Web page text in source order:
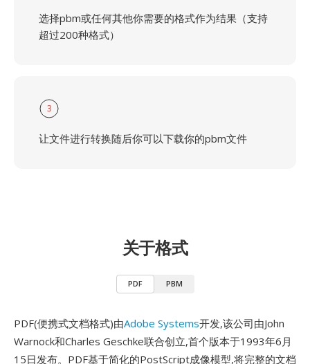
选择pbm或任何其他你需要的格式作为结果（支持
超过200种格式）
3
让文件进行转换随后你可以下载你的pbm文件
关于格式
PDF PBM
PDF(便携式文档格式)由Adobe Systems开发,该公司由John
Warnock和Charles Geschke联合创立,首个版本于1993年6月
15日发布。PDF基于简化的PostScript成像模型,将完整的文档